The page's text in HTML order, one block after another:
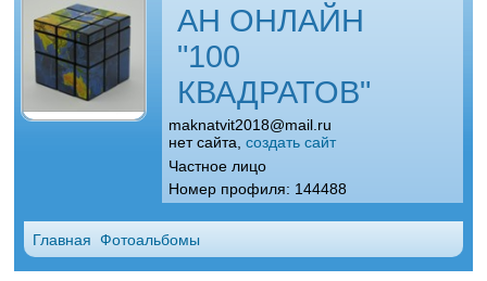
АН ОНЛАЙН
"100
КВАДРАТОВ"
maknatvit2018@mail.ru
нет сайта, создать сайт
Частное лицо
Номер профиля: 144488
Главная Фотоальбомы